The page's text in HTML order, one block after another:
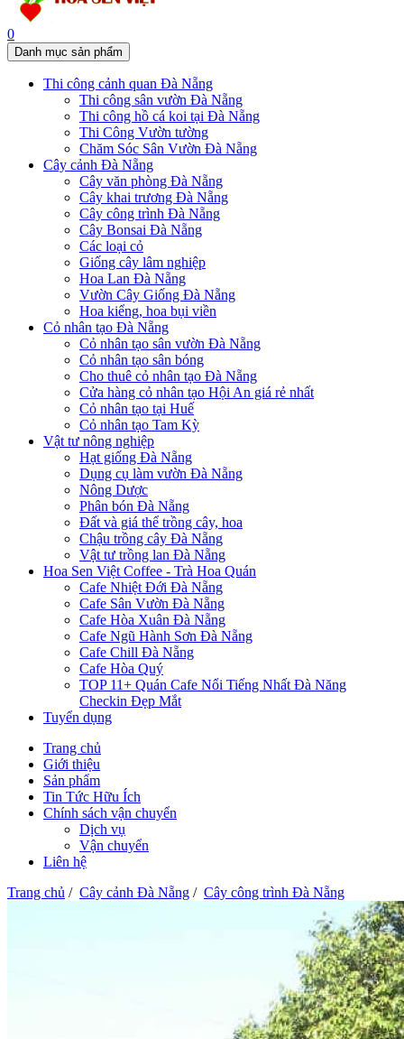
0
Danh mục sản phẩm
Thi công cảnh quan Đà Nẵng
Thi công sân vườn Đà Nẵng
Thi công hồ cá koi tại Đà Nẵng
Thi Công Vườn tường
Chăm Sóc Sân Vườn Đà Nẵng
Cây cảnh Đà Nẵng
Cây văn phòng Đà Nẵng
Cây khai trương Đà Nẵng
Cây công trình Đà Nẵng
Cây Bonsai Đà Nẵng
Các loại cỏ
Giống cây lâm nghiệp
Hoa Lan Đà Nẵng
Vườn Cây Giống Đà Nẵng
Hoa kiểng, hoa bụi viền
Cỏ nhân tạo Đà Nẵng
Cỏ nhân tạo sân vườn Đà Nẵng
Cỏ nhân tạo sân bóng
Cho thuê cỏ nhân tạo Đà Nẵng
Cửa hàng cỏ nhân tạo Hội An giá rẻ nhất
Cỏ nhân tạo tại Huế
Cỏ nhân tạo Tam Kỳ
Vật tư nông nghiệp
Hạt giống Đà Nẵng
Dụng cụ làm vườn Đà Nẵng
Nông Dược
Phân bón Đà Nẵng
Đất và giá thể trồng cây, hoa
Chậu trồng cây Đà Nẵng
Vật tư trồng lan Đà Nẵng
Hoa Sen Việt Coffee - Trà Hoa Quán
Cafe Nhiệt Đới Đà Nẵng
Cafe Sân Vườn Đà Nẵng
Cafe Hòa Xuân Đà Nẵng
Cafe Ngũ Hành Sơn Đà Nẵng
Cafe Chill Đà Nẵng
Cafe Hòa Quý
TOP 11+ Quán Cafe Nổi Tiếng Nhất Đà Năng
Checkin Đẹp Mắt
Tuyển dụng
Trang chủ
Giới thiệu
Sản phẩm
Tin Tức Hữu Ích
Chính sách vận chuyển
Dịch vụ
Vận chuyển
Liên hệ
Trang chủ / Cây cảnh Đà Nẵng / Cây công trình Đà Nẵng